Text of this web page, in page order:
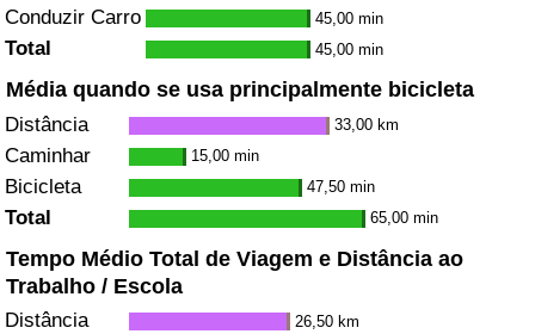
Conduzir Carro 45,00 min
Total 45,00 min
Média quando se usa principalmente bicicleta
Distância 33,00 km
Caminhar 15,00 min
Bicicleta 47,50 min
Total 65,00 min
Tempo Médio Total de Viagem e Distância ao
Trabalho / Escola
Distância 26,50 km